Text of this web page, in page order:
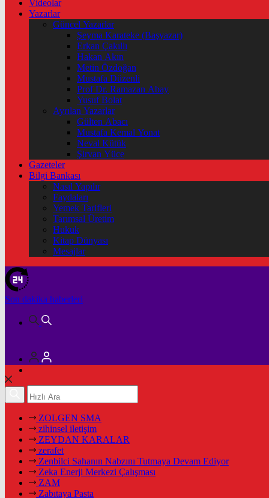
Videolar
Yazarlar
Güncel Yazarlar
Şeyma Karateke (Başyazar)
Erkan Çakıllı
Hakan Akın
Metin Özdoğan
Mustafa Düzenli
Prof Dr. Ramazan Abay
Yusuf Bolat
Ayrılan Yazarlar
Gülten Abacı
Mustafa Kemal Yonat
Neval Kütük
Şirvan Yüce
Gazeteler
Bilgi Bankası
Nasıl Yapılır
Faydaları
Yemek Tarifleri
Tarımsal Üretim
Hukuk
Kitap Dünyası
Mesajlar
Son dakika haberleri
ZOLGEN SMA
zihinsel iletişim
ZEYDAN KARALAR
zerafet
Zenbilci Sahanın Nabzını Tutmaya Devam Ediyor
Zeka Enerji Merkezi Çalışması
ZAM
Zabıtaya Pasta